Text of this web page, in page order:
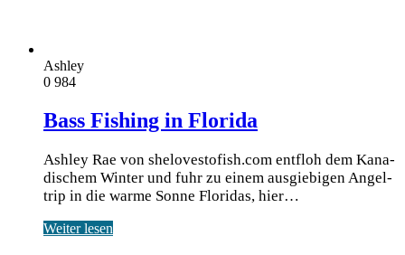
Ashley
0 984
Bass Fishing in Florida
Ash­ley Rae von shelovestofish.com ent­floh dem Kana­
di­schem Win­ter und fuhr zu einem aus­gie­bi­gen Angel­
trip in die war­me Son­ne Flo­ri­das, hier…
Weiter lesen